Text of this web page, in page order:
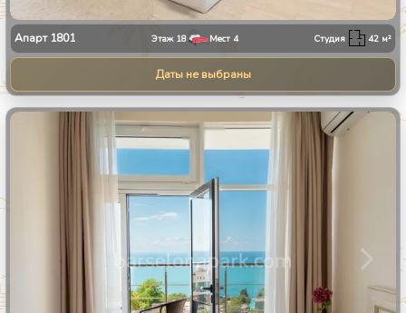
Апарт 1801 Этаж 18 Мест 4 Студия 42 м²
Даты не выбраны
1 30